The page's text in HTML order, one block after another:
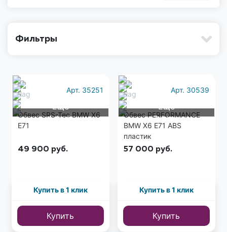
Фильтры
Еще
4 фото
Арт. 35251
Обвес SRS-Tec BMW X6
E71
49 900 руб.
Купить в 1 клик
Купить
Еще
7 фото
Арт. 30539
Обвес PERFORMANCE
BMW X6 E71 ABS
пластик
57 000 руб.
Купить в 1 клик
Купить